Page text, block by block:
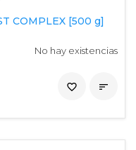
COMPLEX [500 g]
No hay existencias

favorite_border